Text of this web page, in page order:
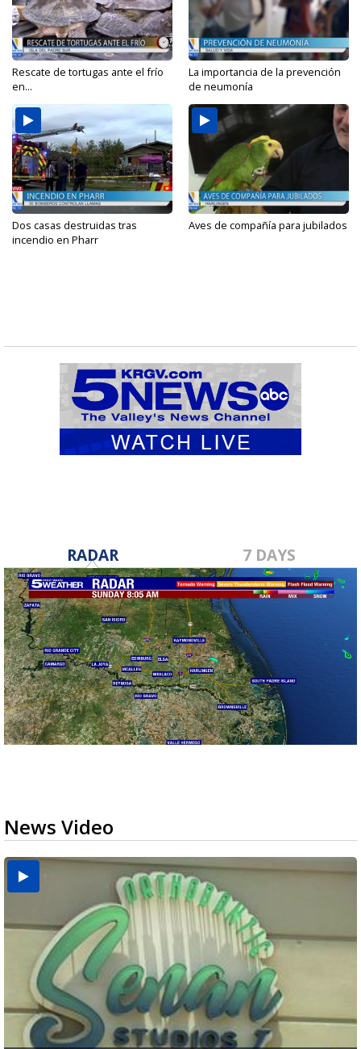
Rescate de tortugas ante el frío
en...
La importancia de la prevención
de neumonía
Dos casas destruidas tras
incendio en Pharr
Aves de compañía para jubilados
RADAR 7 DAYS
News Video